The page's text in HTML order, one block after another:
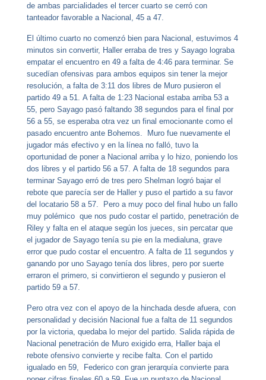
de ambas parcialidades el tercer cuarto se cerró con
tanteador favorable a Nacional, 45 a 47.
El último cuarto no comenzó bien para Nacional, estuvimos 4
minutos sin convertir, Haller erraba de tres y Sayago lograba
empatar el encuentro en 49 a falta de 4:46 para terminar. Se
sucedían ofensivas para ambos equipos sin tener la mejor
resolución, a falta de 3:11 dos libres de Muro pusieron el
partido 49 a 51. A falta de 1:23 Nacional estaba arriba 53 a
55, pero Sayago pasó faltando 38 segundos para el final por
56 a 55, se esperaba otra vez un final emocionante como el
pasado encuentro ante Bohemos.
Muro fue nuevamente el
jugador más efectivo y en la línea no falló, tuvo la
oportunidad de poner a Nacional arriba y lo hizo, poniendo los
dos libres y el partido 56 a 57. A falta de 18 segundos para
terminar Sayago erró de tres pero Shelman logró bajar el
rebote que parecía ser de Haller y puso el partido a su favor
del locatario 58 a 57. Pero a muy poco del final hubo un fallo
muy polémico que nos pudo costar el partido, penetración de
Riley y falta en el ataque según los jueces, sin percatar que
el jugador de Sayago tenía su pie en la medialuna, grave
error que pudo costar el encuentro. A falta de 11 segundos y
ganando por uno Sayago tenía dos libres, pero por suerte
erraron el primero, si convirtieron el segundo y pusieron el
partido 59 a 57.
Pero otra vez con el apoyo de la hinchada desde afuera, con
personalidad y decisión Nacional fue a falta de 11 segundos
por la victoria, quedaba lo mejor del partido. Salida rápida de
Nacional penetración de Muro exigido erra, Haller baja el
rebote ofensivo convierte y recibe falta. Con el partido
igualado en 59, Federico con gran jerarquía convierte para